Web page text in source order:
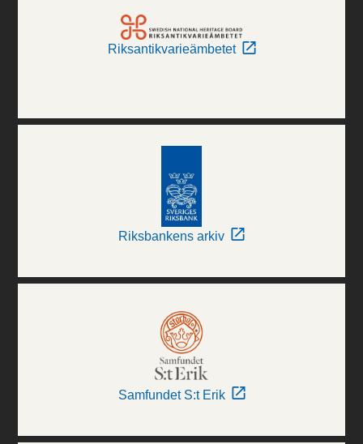
Riksantikvarieämbetet
Riksbankens arkiv
Samfundet S:t Erik